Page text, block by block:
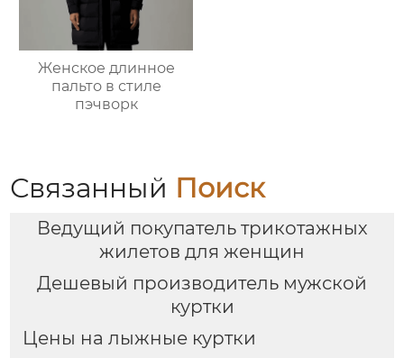
Женское длинное
пальто в стиле
пэчворк
Связанный Поиск
Ведущий покупатель трикотажных
жилетов для женщин
Дешевый производитель мужской
куртки
Цены на лыжные куртки